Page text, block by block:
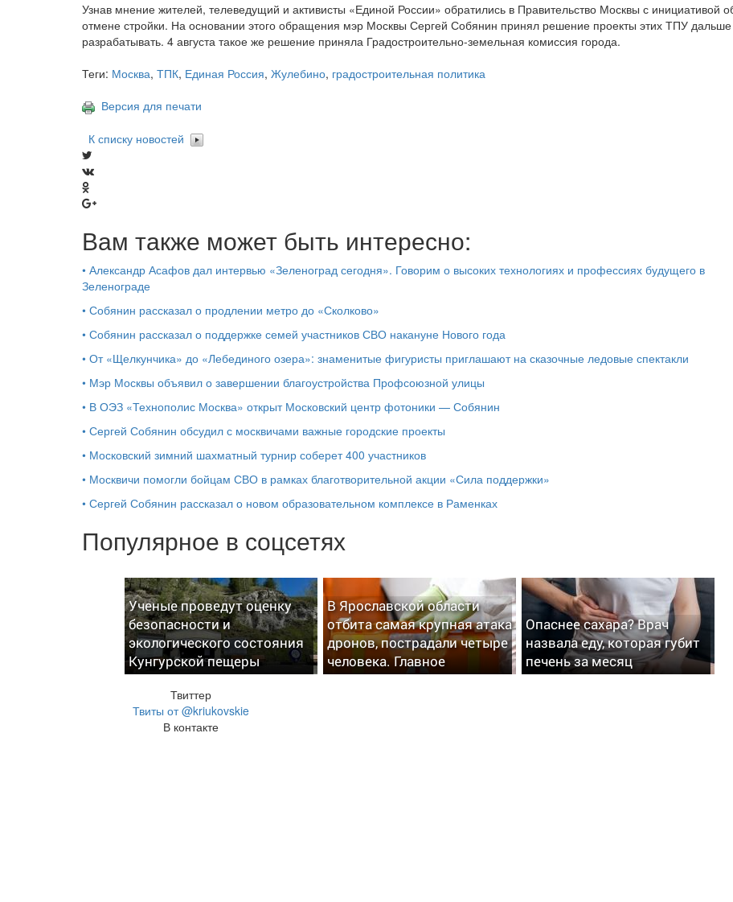
Узнав мнение жителей, телеведущий и активисты «Единой России» обратились в Правительство Москвы с инициативой
отмене стройки. На основании этого обращения мэр Москвы Сергей Собянин принял решение проекты этих ТПУ
разрабатывать. 4 августа такое же решение приняла Градостроительно-земельная комиссия города.
Теги: Москва, ТПК, Единая Россия, Жулебино, градостроительная политика
Версия для печати
К списку новостей
Вам также может быть интересно:
• Александр Асафов дал интервью «Зеленоград сегодня». Говорим о высоких технологиях и профессиях будущего в
Зеленограде
• Собянин рассказал о продлении метро до «Сколково»
• Собянин рассказал о поддержке семей участников СВО накануне Нового года
• От «Щелкунчика» до «Лебединого озера»: знаменитые фигуристы приглашают на сказочные ледовые спектакли
• Мэр Москвы объявил о завершении благоустройства Профсоюзной улицы
• В ОЭЗ «Технополис Москва» открыт Московский центр фотоники — Собянин
• Сергей Собянин обсудил с москвичами важные городские проекты
• Московский зимний шахматный турнир соберет 400 участников
• Москвичи помогли бойцам СВО в рамках благотворительной акции «Сила поддержки»
• Сергей Собянин рассказал о новом образовательном комплексе в Раменках
Популярное в соцсетях
Ученые проведут оценку
безопасности и
экологического состояния
Кунгурской пещеры
В Ярославской области
отбита самая крупная атака
дронов, пострадали четыре
человека. Главное
Опаснее сахара? Врач
назвала еду, которая губит
печень за месяц
Твиттер
Твиты от @kriukovskie
В контакте